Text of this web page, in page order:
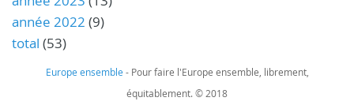
année 2022 (9)
total (53)
Europe ensemble - Pour faire l'Europe ensemble, librement,
équitablement. © 2018